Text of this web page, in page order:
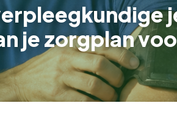
je zorgplan